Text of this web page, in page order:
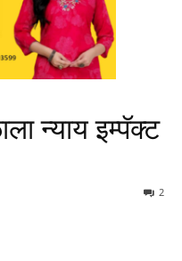
न्याय इम्पॅक्ट
2